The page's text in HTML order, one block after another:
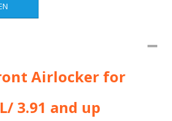
Airlocker for
3.91 and up